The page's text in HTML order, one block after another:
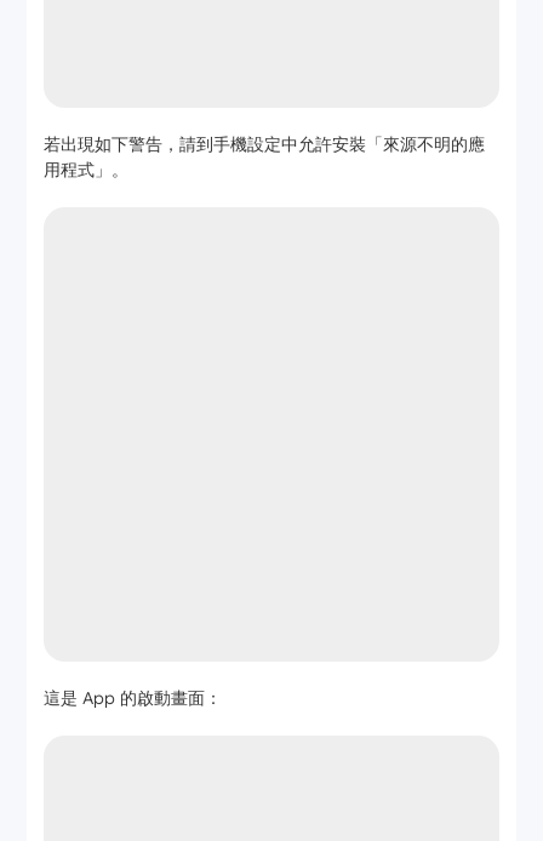
若出現如下警告，請到手機設定中允許安裝「來源不明的應
用程式」。
這是 App 的啟動畫面：